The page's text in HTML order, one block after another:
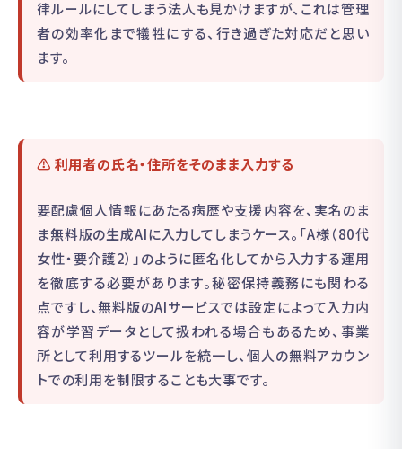
律ルールにしてしまう法人も見かけますが、これは管理
者の効率化まで犠牲にする、行き過ぎた対応だと思い
ます。
⚠ 利用者の氏名・住所をそのまま入力する
要配慮個人情報にあたる病歴や支援内容を、実名のま
ま無料版の生成AIに入力してしまうケース。「A様（80代
女性・要介護2）」のように匿名化してから入力する運用
を徹底する必要があります。秘密保持義務にも関わる
点ですし、無料版のAIサービスでは設定によって入力内
容が学習データとして扱われる場合もあるため、事業
所として利用するツールを統一し、個人の無料アカウン
トでの利用を制限することも大事です。